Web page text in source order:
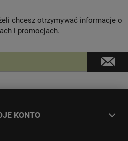
chcesz otrzymywać informacje o
i promocjach.
KONTO